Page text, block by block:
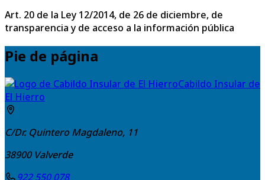
Art. 20 de la Ley 12/2014, de 26 de diciembre, de
transparencia y de acceso a la información pública
Pie de página
Cabildo Insular de
El Hierro
C/Dr. Quintero Magdaleno, 11
38900 Valverde
922 550 078